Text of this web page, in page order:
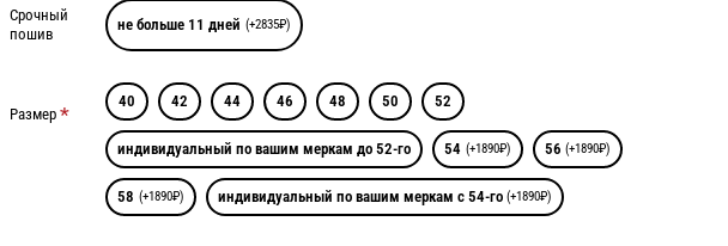
Срочный
пошив
не больше 11 дней (+2835₽)
Размер
40 42 44 46 48 50 52
индивидуальный по вашим меркам до 52-го 54 (+1890₽) 56 (+1890₽)
58 (+1890₽) индивидуальный по вашим меркам с 54-го (+1890₽)